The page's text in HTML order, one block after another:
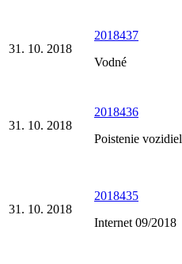
31. 10. 2018
2018437
Vodné
31. 10. 2018
2018436
Poistenie vozidiel
31. 10. 2018
2018435
Internet 09/2018